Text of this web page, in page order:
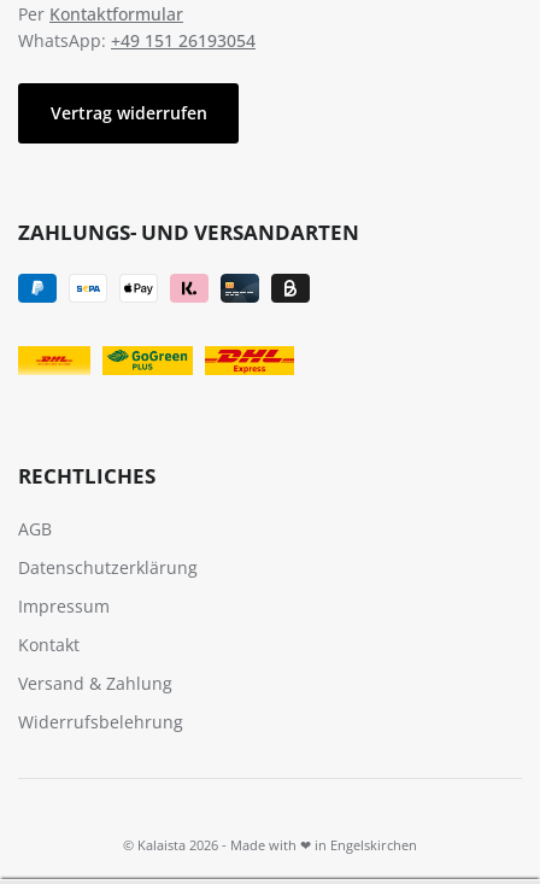
Per Kontaktformular
WhatsApp: +49 151 26193054
Vertrag widerrufen
ZAHLUNGS- UND VERSANDARTEN
RECHTLICHES
AGB
Datenschutzerklärung
Impressum
Kontakt
Versand & Zahlung
Widerrufsbelehrung
© Kalaista 2026 - Made with ❤ in Engelskirchen